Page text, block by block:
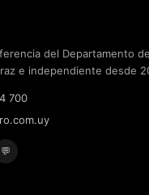
del Departamento
e independiente desde
700
💬